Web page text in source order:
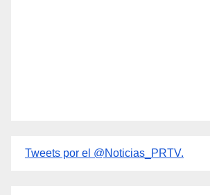
Tweets por el @Noticias_PRTV.